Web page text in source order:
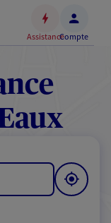
AssistanceCompte